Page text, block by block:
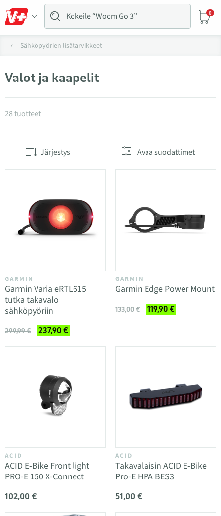
0
Sähköpyörien lisätarvikkeet
Valot ja kaapelit
Tuotteet kategoriassa Valot ja kaapelit
28 tuotteet
Järjestys Avaa suodattimet
GARMIN
Garmin Varia eRTL615
tutka takavalo
sähköpyöriin
299,99 € 237,90 €
GARMIN
Garmin Edge Power Mount
133,00 € 119,90 €
ACID
ACID E-Bike Front light
PRO-E 150 X-Connect
102,00 €
ACID
Takavalaisin ACID E-Bike
Pro-E HPA BES3
51,00 €